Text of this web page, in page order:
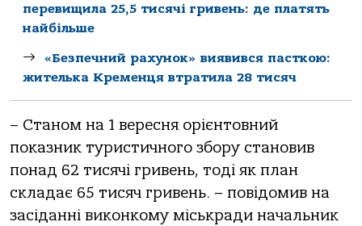
перевищила 25,5 тисячі гривень: де платять
найбільше
«Безпечний рахунок» виявився пасткою:
жителька Кременця втратила 28 тисяч
– Станом на 1 вересня орієнтовний
показник туристичного збору становив
понад 62 тисячі гривень, тоді як план
складає 65 тисяч гривень. – повідомив на
засіданні виконкому міськради начальник